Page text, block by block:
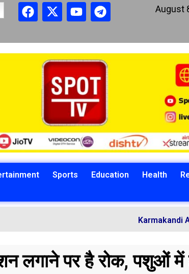
August
Sports Education Health
Karmakandi Acharya
लगाने पर है रोक, पशुओं में